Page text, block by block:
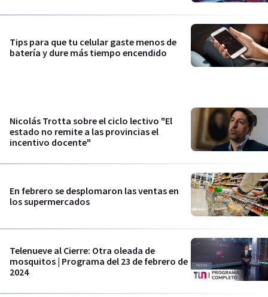
Tips para que tu celular gaste menos de
batería y dure más tiempo encendido
Nicolás Trotta sobre el ciclo lectivo "El
estado no remite a las provincias el
incentivo docente"
En febrero se desplomaron las ventas en
los supermercados
Telenueve al Cierre: Otra oleada de
mosquitos | Programa del 23 de febrero de
2024